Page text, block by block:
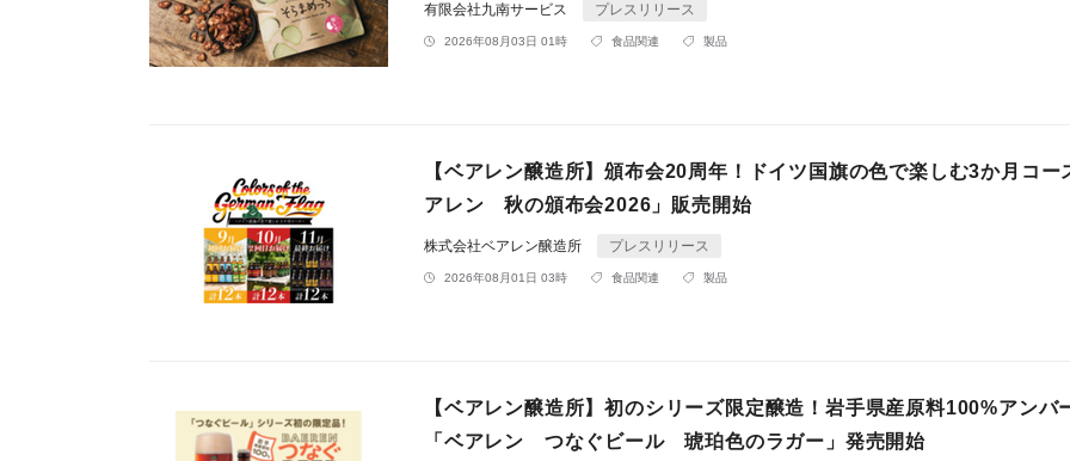
有限会社九南サービス プレスリリース
2026年08月03日 01時 食品関連 製品
【ベアレン醸造所】頒布会20周年！ドイツ国旗の色で楽しむ3か月コー
アレン 秋の頒布会2026」販売開始
株式会社ベアレン醸造所 プレスリリース
2026年08月01日 03時 食品関連 製品
【ベアレン醸造所】初のシリーズ限定醸造！岩手県産原料100%アンバ
「ベアレン つなぐビール 琥珀色のラガー」発売開始